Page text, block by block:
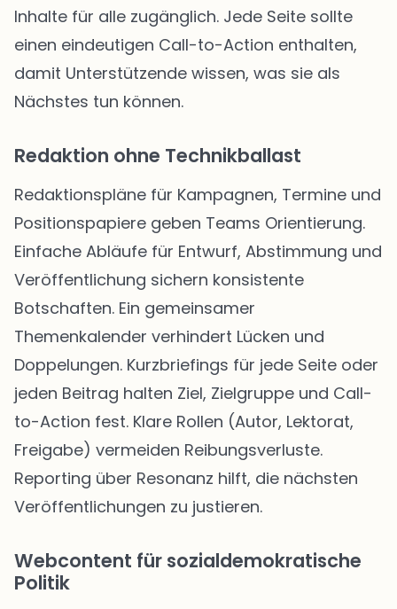
Inhalte für alle zugänglich. Jede Seite sollte
einen eindeutigen Call-to-Action enthalten,
damit Unterstützende wissen, was sie als
Nächstes tun können.
Redaktion ohne Technikballast
Redaktionspläne für Kampagnen, Termine und
Positionspapiere geben Teams Orientierung.
Einfache Abläufe für Entwurf, Abstimmung und
Veröffentlichung sichern konsistente
Botschaften. Ein gemeinsamer
Themenkalender verhindert Lücken und
Doppelungen. Kurzbriefings für jede Seite oder
jeden Beitrag halten Ziel, Zielgruppe und Call-
to-Action fest. Klare Rollen (Autor, Lektorat,
Freigabe) vermeiden Reibungsverluste.
Reporting über Resonanz hilft, die nächsten
Veröffentlichungen zu justieren.
Webcontent für sozialdemokratische
Politik